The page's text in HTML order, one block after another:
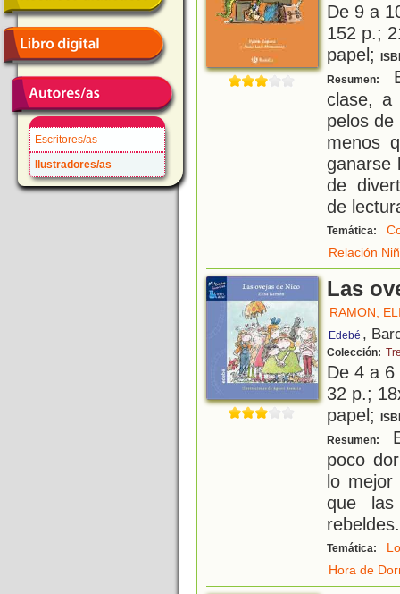
Escritores/as
Ilustradores/as
De 9 a
152 p.;
papel;
Resumen:
clase, a
pelos
menos
ganarse
de
de
Temática:
Relación
Las
RAMON,
Edebé ,
Colección:
De 4 a
32 p.;
papel;
Resumen:
poco
lo mejor
que
Temática:
Hora de